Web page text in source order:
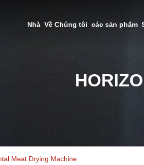
Nhà Về Chúng tôi các sản phẩm
Meat Drying Machine